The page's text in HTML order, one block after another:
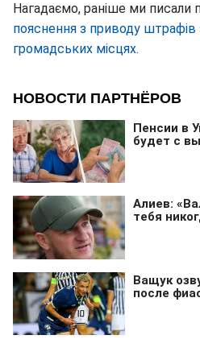
Нагадаємо, раніше ми писали
пояснення з приводу штрафів
громадських місцях.